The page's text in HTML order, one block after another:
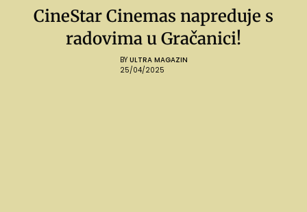
CineStar Cinemas napreduje s
radovima u Gračanici!
BY ULTRA MAGAZIN
25/04/2025